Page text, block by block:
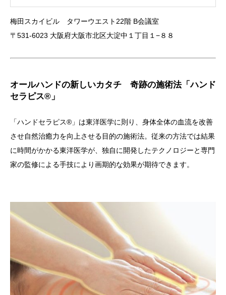
梅田スカイビル タワーウエスト22階 B会議室
〒531-6023 大阪府大阪市北区大淀中１丁目１−８８
オールハンドの新しいカタチ 奇跡の施術法「ハンド
セラピス®」
「ハンドセラピス®」は東洋医学に則り、身体全体の血流を改善
させ自然治癒力を向上させる目的の施術法。従来の方法では結果
に時間がかかる東洋医学が、独自に開発したテクノロジーと専門
家の監修による手技により画期的な効果が期待できます。